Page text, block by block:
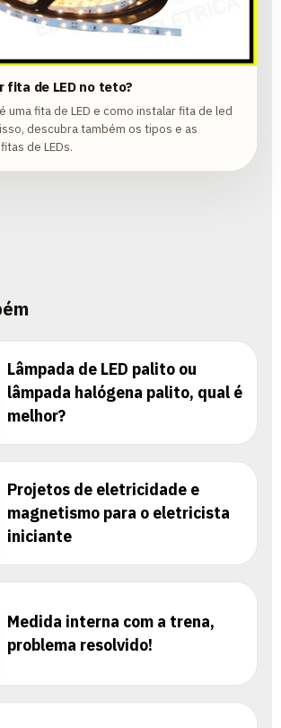
fita de LED no teto?
uma fita de LED e como instalar fita de led
descubra também os tipos e as
de LEDs.
Lâmpada de LED palito ou
lâmpada halógena palito, qual é
melhor?
Projetos de eletricidade e
magnetismo para o eletricista
iniciante
Medida interna com a trena,
problema resolvido!